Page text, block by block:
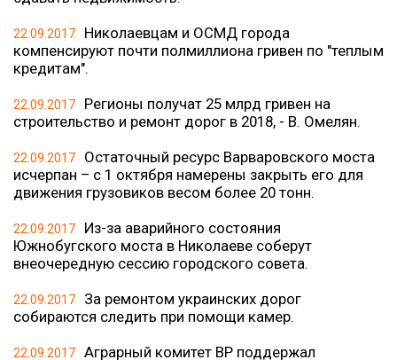
22.09.2017
Николаевцам и ОСМД города
компенсируют почти полмиллиона гривен по "теплым
кредитам".
22.09.2017
Регионы получат 25 млрд гривен на
строительство и ремонт дорог в 2018, - В. Омелян.
22.09.2017
Остаточный ресурс Варваровского моста
исчерпан – с 1 октября намерены закрыть его для
движения грузовиков весом более 20 тонн.
22.09.2017
Из-за аварийного состояния
Южнобугского моста в Николаеве соберут
внеочередную сессию городского совета.
22.09.2017
За ремонтом украинских дорог
собираются следить при помощи камер.
22.09.2017
Аграрный комитет ВР поддержал